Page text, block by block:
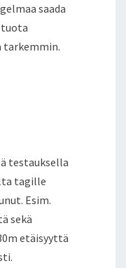
saada
tarkemmin.
testauksella
tagille
Esim.
sekä
etäisyyttä